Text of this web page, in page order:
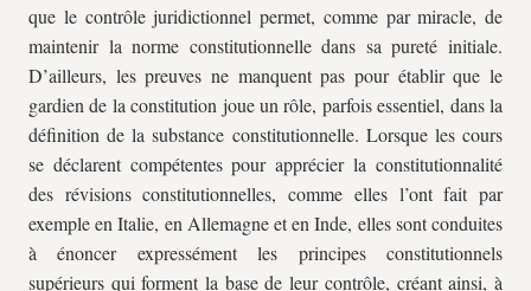
que le contrôle juridictionnel permet, comme par miracle, de
maintenir la norme constitutionnelle dans sa pureté initiale.
D’ailleurs, les preuves ne manquent pas pour établir que le
gardien de la constitution joue un rôle, parfois essentiel, dans la
définition de la substance constitutionnelle. Lorsque les cours
se déclarent compétentes pour apprécier la constitutionnalité
des révisions constitutionnelles, comme elles l’ont fait par
exemple en Italie, en Allemagne et en Inde, elles sont conduites
à énoncer expressément les principes constitutionnels
supérieurs qui forment la base de leur contrôle, créant ainsi, à